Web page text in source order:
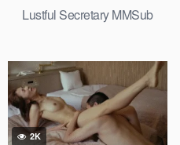
Lustful Secretary MMSub
2K